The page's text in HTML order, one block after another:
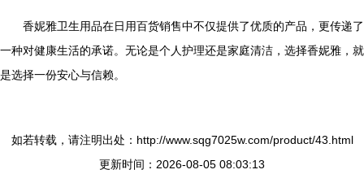
香妮雅卫生用品在日用百货销售中不仅提供了优质的产品，更传递了
一种对健康生活的承诺。无论是个人护理还是家庭清洁，选择香妮雅，就
是选择一份安心与信赖。
如若转载，请注明出处：http://www.sqg7025w.com/product/43.html
更新时间：2026-08-05 08:03:13